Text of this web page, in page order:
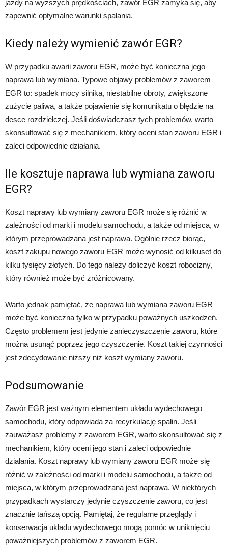
jazdy na wyższych prędkościach, zawór EGR zamyka się, aby
zapewnić optymalne warunki spalania.
Kiedy należy wymienić zawór EGR?
W przypadku awarii zaworu EGR, może być konieczna jego
naprawa lub wymiana. Typowe objawy problemów z zaworem
EGR to: spadek mocy silnika, niestabilne obroty, zwiększone
zużycie paliwa, a także pojawienie się komunikatu o błędzie na
desce rozdzielczej. Jeśli doświadczasz tych problemów, warto
skonsultować się z mechanikiem, który oceni stan zaworu EGR i
zaleci odpowiednie działania.
Ile kosztuje naprawa lub wymiana zaworu
EGR?
Koszt naprawy lub wymiany zaworu EGR może się różnić w
zależności od marki i modelu samochodu, a także od miejsca, w
którym przeprowadzana jest naprawa. Ogólnie rzecz biorąc,
koszt zakupu nowego zaworu EGR może wynosić od kilkuset do
kilku tysięcy złotych. Do tego należy doliczyć koszt robocizny,
który również może być zróżnicowany.
Warto jednak pamiętać, że naprawa lub wymiana zaworu EGR
może być konieczna tylko w przypadku poważnych uszkodzeń.
Często problemem jest jedynie zanieczyszczenie zaworu, które
można usunąć poprzez jego czyszczenie. Koszt takiej czynności
jest zdecydowanie niższy niż koszt wymiany zaworu.
Podsumowanie
Zawór EGR jest ważnym elementem układu wydechowego
samochodu, który odpowiada za recyrkulację spalin. Jeśli
zauważasz problemy z zaworem EGR, warto skonsultować się z
mechanikiem, który oceni jego stan i zaleci odpowiednie
działania. Koszt naprawy lub wymiany zaworu EGR może się
różnić w zależności od marki i modelu samochodu, a także od
miejsca, w którym przeprowadzana jest naprawa. W niektórych
przypadkach wystarczy jedynie czyszczenie zaworu, co jest
znacznie tańszą opcją. Pamiętaj, że regularne przeglądy i
konserwacja układu wydechowego mogą pomóc w uniknięciu
poważniejszych problemów z zaworem EGR.